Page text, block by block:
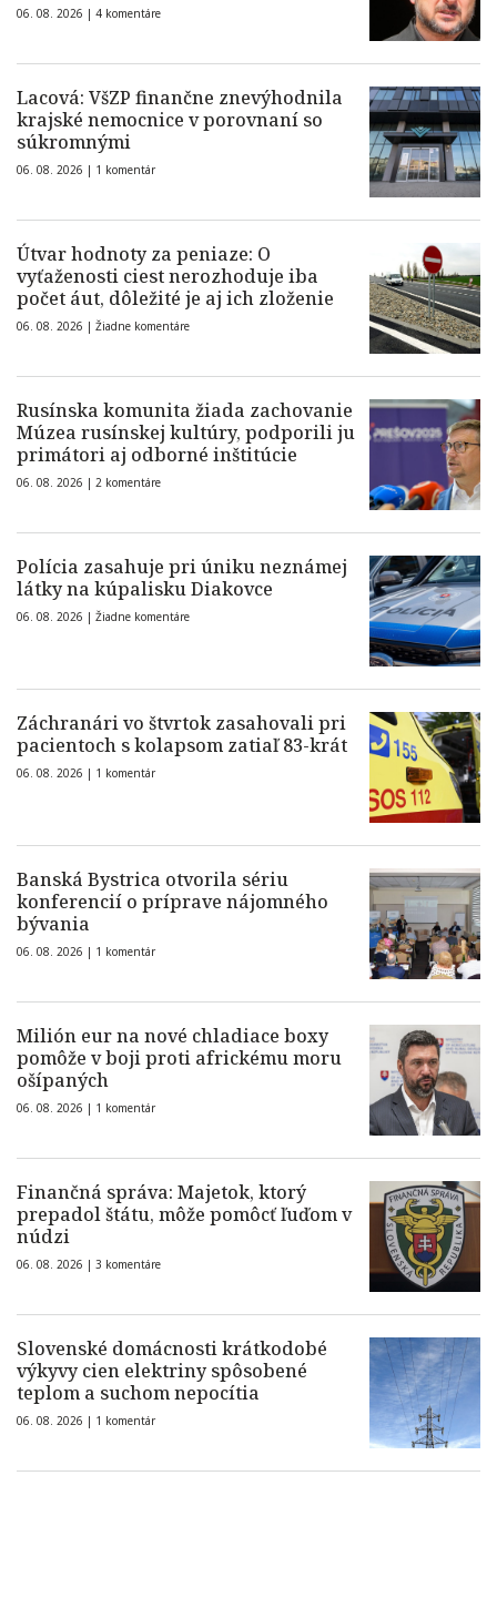
06. 08. 2026 | 4 komentáre
Lacová: VšZP finančne znevýhodnila
krajské nemocnice v porovnaní so
súkromnými
06. 08. 2026 | 1 komentár
Útvar hodnoty za peniaze: O
vyťaženosti ciest nerozhoduje iba
počet áut, dôležité je aj ich zloženie
06. 08. 2026 | Žiadne komentáre
Rusínska komunita žiada zachovanie
Múzea rusínskej kultúry, podporili ju
primátori aj odborné inštitúcie
06. 08. 2026 | 2 komentáre
Polícia zasahuje pri úniku neznámej
látky na kúpalisku Diakovce
06. 08. 2026 | Žiadne komentáre
Záchranári vo štvrtok zasahovali pri
pacientoch s kolapsom zatiaľ 83-krát
06. 08. 2026 | 1 komentár
Banská Bystrica otvorila sériu
konferencií o príprave nájomného
bývania
06. 08. 2026 | 1 komentár
Milión eur na nové chladiace boxy
pomôže v boji proti africkému moru
ošípaných
06. 08. 2026 | 1 komentár
Finančná správa: Majetok, ktorý
prepadol štátu, môže pomôcť ľuďom v
núdzi
06. 08. 2026 | 3 komentáre
Slovenské domácnosti krátkodobé
výkyvy cien elektriny spôsobené
teplom a suchom nepocítia
06. 08. 2026 | 1 komentár